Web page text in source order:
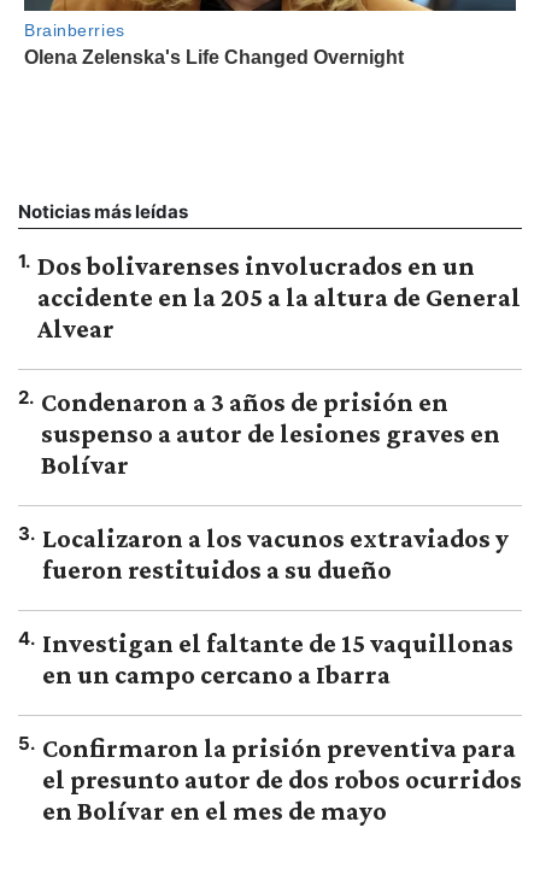
Noticias más leídas
1. Dos bolivarenses involucrados en un
accidente en la 205 a la altura de General
Alvear
2. Condenaron a 3 años de prisión en
suspenso a autor de lesiones graves en
Bolívar
3. Localizaron a los vacunos extraviados y
fueron restituidos a su dueño
4. Investigan el faltante de 15 vaquillonas
en un campo cercano a Ibarra
5. Confirmaron la prisión preventiva para
el presunto autor de dos robos ocurridos
en Bolívar en el mes de mayo